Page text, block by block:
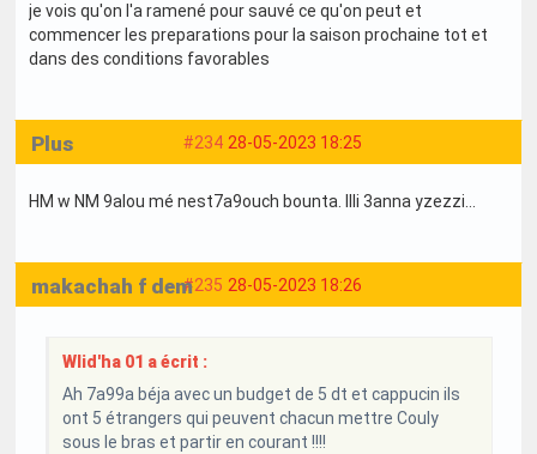
je vois qu'on l'a ramené pour sauvé ce qu'on peut et
commencer les preparations pour la saison prochaine tot et
dans des conditions favorables
#234 28-05-2023 18:25
Plus
HM w NM 9alou mé nest7a9ouch bounta. Illi 3anna yzezzi...
#235 28-05-2023 18:26
makachah f dem
Wlid'ha 01 a écrit :
Ah 7a99a béja avec un budget de 5 dt et cappucin ils
ont 5 étrangers qui peuvent chacun mettre Couly
sous le bras et partir en courant !!!!